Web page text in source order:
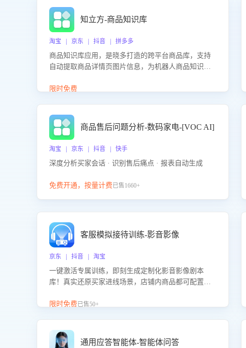
知立方-商品知识库
淘宝 | 京东 | 抖音 | 拼多多
商品知识库应用，是晓多打造的跨平台商品库，支持
自动提取商品详情页图片信息，为机器人商品知识问
商品知识。
限时免费
商品售后问题分析-数码家电-[VOC AI]
淘宝 | 京东 | 抖音 | 快手
深度分析买家会话 · 识别售后痛点 · 报表自动生成
免费开通，按量计费已售1660+
客服模拟接待训练-影音影像
京东 | 抖音 | 淘宝
一键激活专属训练，即刻生成定制化影音影像剧本
库！真实还原买家进线场景，店铺内商品都可配置到
升客服售前转化率。点击 “立即开通”，快速获取影音
限时免费已售50+
通用应答智能体-智能体问答